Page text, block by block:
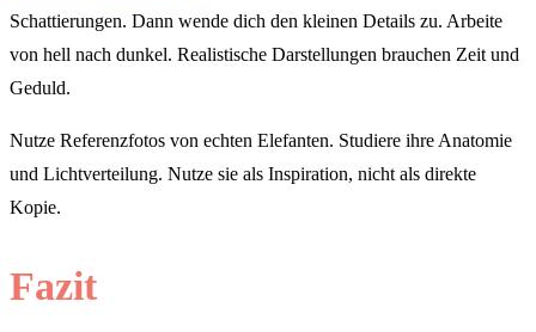
Schattierungen. Dann wende dich den kleinen Details zu. Arbeite
von hell nach dunkel. Realistische Darstellungen brauchen Zeit und
Geduld.
Nutze Referenzfotos von echten Elefanten. Studiere ihre Anatomie
und Lichtverteilung. Nutze sie als Inspiration, nicht als direkte
Kopie.
Fazit